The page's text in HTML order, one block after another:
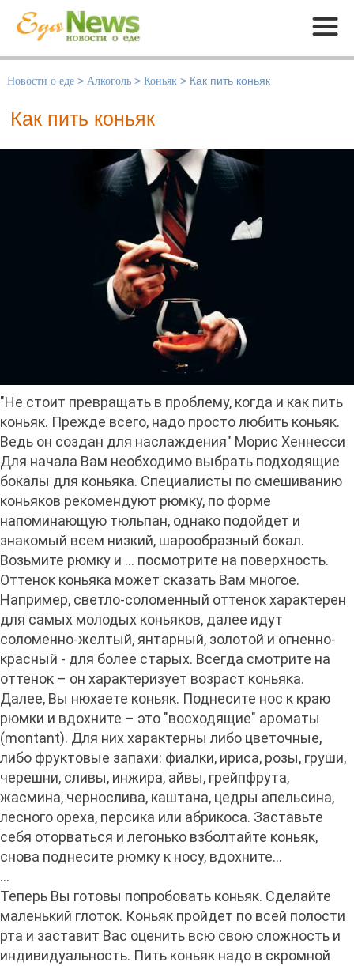
Меню
Новости о еде > Алкоголь > Коньяк > Как пить коньяк
Как пить коньяк
"Не стоит превращать в проблему, когда и как пить
коньяк. Прежде всего, надо просто любить коньяк.
Ведь он создан для наслаждения" Морис Хеннесси
Для начала Вам необходимо выбрать подходящие
бокалы для коньяка. Специалисты по смешиванию
коньяков рекомендуют рюмку, по форме
напоминающую тюльпан, однако подойдет и
знакомый всем низкий, шарообразный бокал.
Возьмите рюмку и … посмотрите на поверхность.
Оттенок коньяка может сказать Вам многое.
Например, светло-соломенный оттенок характерен
для самых молодых коньяков, далее идут
соломенно-желтый, янтарный, золотой и огненно-
красный - для более старых. Всегда смотрите на
оттенок – он характеризует возраст коньяка.
Далее, Вы нюхаете коньяк. Поднесите нос к краю
рюмки и вдохните – это "восходящие" ароматы
(montant). Для них характерны либо цветочные,
либо фруктовые запахи: фиалки, ириса, розы, груши,
черешни, сливы, инжира, айвы, грейпфрута,
жасмина, чернослива, каштана, цедры апельсина,
лесного ореха, персика или абрикоса. Заставьте
себя оторваться и легонько взболтайте коньяк,
снова поднесите рюмку к носу, вдохните…
...
Теперь Вы готовы попробовать коньяк. Сделайте
маленький глоток. Коньяк пройдет по всей полости
рта и заставит Вас оценить всю свою сложность и
индивидуальность. Пить коньяк надо в скромной